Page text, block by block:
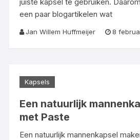
een paar blogartikelen wat
Jan Willem Huffmeijer 8
Kapsels
Een natuurlijk
met Paste
Een natuurlijk mannenkapsel